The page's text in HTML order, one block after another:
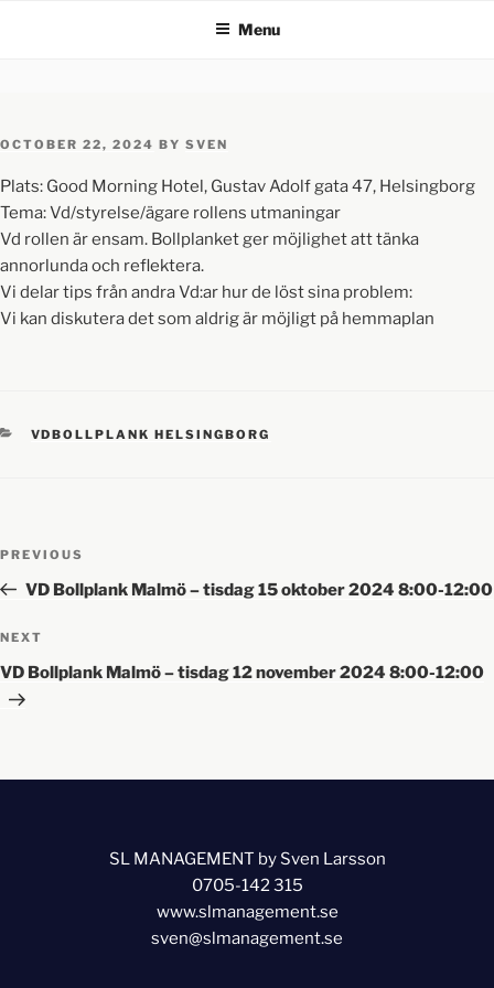
Menu
OCTOBER 22, 2024 BY SVEN
Plats: Good Morning Hotel, Gustav Adolf gata 47, Helsingborg
Tema: Vd/styrelse/ägare rollens utmaningar
Vd rollen är ensam. Bollplanket ger möjlighet att tänka
annorlunda och reflektera.
Vi delar tips från andra Vd:ar hur de löst sina problem:
Vi kan diskutera det som aldrig är möjligt på hemmaplan
VDBOLLPLANK HELSINGBORG
PREVIOUS
VD Bollplank Malmö – tisdag 15 oktober 2024 8:00-12:00
NEXT
VD Bollplank Malmö – tisdag 12 november 2024 8:00-12:00
SL MANAGEMENT by Sven Larsson
0705-142 315
www.slmanagement.se
sven@slmanagement.se